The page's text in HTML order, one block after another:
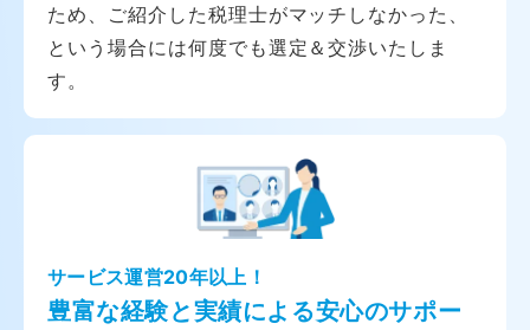
ため、ご紹介した税理士がマッチしなかった、
という場合には何度でも選定＆交渉いたしま
す。
サービス運営20年以上！
豊富な経験と実績による安心のサポー